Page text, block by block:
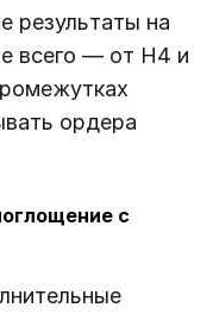
результаты на
всего ― от Н4 и
ордера
с